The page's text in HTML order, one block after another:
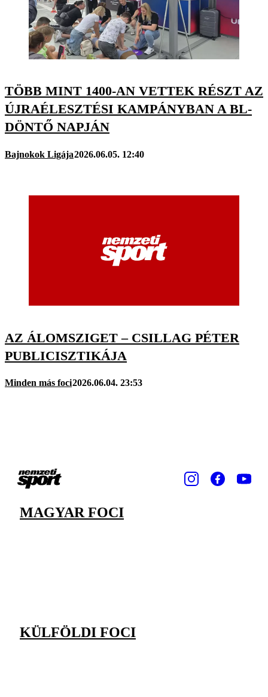
TÖBB MINT 1400-AN VETTEK RÉSZT AZ
ÚJRAÉLESZTÉSI KAMPÁNYBAN A BL-
DÖNTŐ NAPJÁN
Bajnokok Ligája2026.06.05. 12:40
AZ ÁLOMSZIGET – CSILLAG PÉTER
PUBLICISZTIKÁJA
Minden más foci2026.06.04. 23:53
MAGYAR FOCI
KÜLFÖLDI FOCI